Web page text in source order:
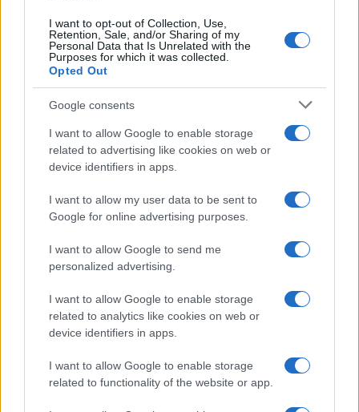
I want to opt-out of Collection, Use,
Retention, Sale, and/or Sharing of my
Personal Data that Is Unrelated with the
Purposes for which it was collected.
Opted Out
Google consents
I want to allow Google to enable storage
related to advertising like cookies on web or
device identifiers in apps.
I want to allow my user data to be sent to
Google for online advertising purposes.
I want to allow Google to send me
personalized advertising.
I want to allow Google to enable storage
related to analytics like cookies on web or
device identifiers in apps.
I want to allow Google to enable storage
related to functionality of the website or app.